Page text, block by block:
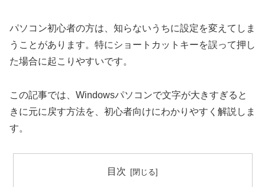
パソコン初心者の方は、知らないうちに設定を変えてしま
うことがあります。特にショートカットキーを誤って押し
た場合に起こりやすいです。
この記事では、Windowsパソコンで文字が大きすぎると
きに元に戻す方法を、初心者向けにわかりやすく解説しま
す。
目次